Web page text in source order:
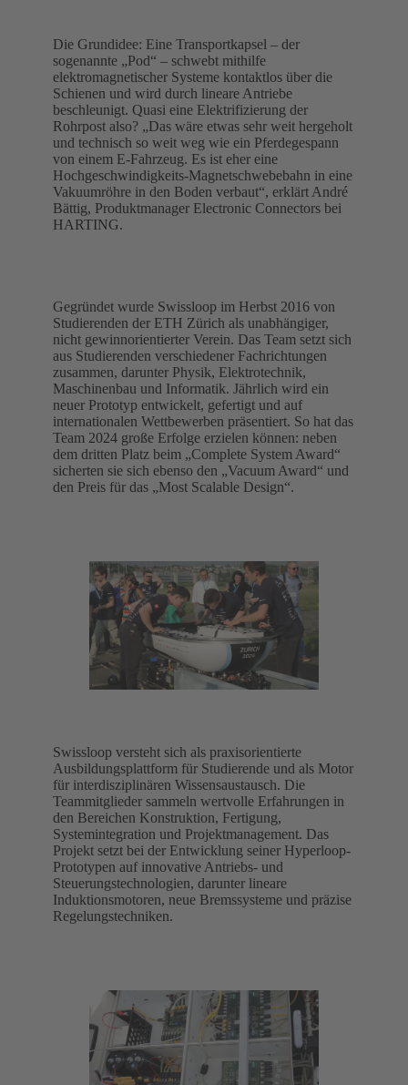
Die Grundidee: Eine Transportkapsel – der
sogenannte „Pod“ – schwebt mithilfe
elektromagnetischer Systeme kontaktlos über die
Schienen und wird durch lineare Antriebe
beschleunigt. Quasi eine Elektrifizierung der
Rohrpost also? „Das wäre etwas sehr weit hergeholt
und technisch so weit weg wie ein Pferdegespann
von einem E-Fahrzeug. Es ist eher eine
Hochgeschwindigkeits-Magnetschwebebahn in eine
Vakuumröhre in den Boden verbaut“, erklärt André
Bättig, Produktmanager Electronic Connectors bei
HARTING.
Gegründet wurde Swissloop im Herbst 2016 von
Studierenden der ETH Zürich als unabhängiger,
nicht gewinnorientierter Verein. Das Team setzt sich
aus Studierenden verschiedener Fachrichtungen
zusammen, darunter Physik, Elektrotechnik,
Maschinenbau und Informatik. Jährlich wird ein
neuer Prototyp entwickelt, gefertigt und auf
internationalen Wettbewerben präsentiert. So hat das
Team 2024 große Erfolge erzielen können: neben
dem dritten Platz beim „Complete System Award“
sicherten sie sich ebenso den „Vacuum Award“ und
den Preis für das „Most Scalable Design“.
Swissloop versteht sich als praxisorientierte
Ausbildungsplattform für Studierende und als Motor
für interdisziplinären Wissensaustausch. Die
Teammitglieder sammeln wertvolle Erfahrungen in
den Bereichen Konstruktion, Fertigung,
Systemintegration und Projektmanagement. Das
Projekt setzt bei der Entwicklung seiner Hyperloop-
Prototypen auf innovative Antriebs- und
Steuerungstechnologien, darunter lineare
Induktionsmotoren, neue Bremssysteme und präzise
Regelungstechniken.